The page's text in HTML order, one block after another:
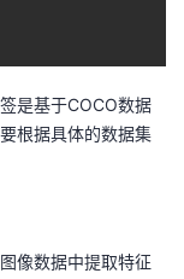
是基于COCO数据
根据具体的数据集
像数据中提取特征